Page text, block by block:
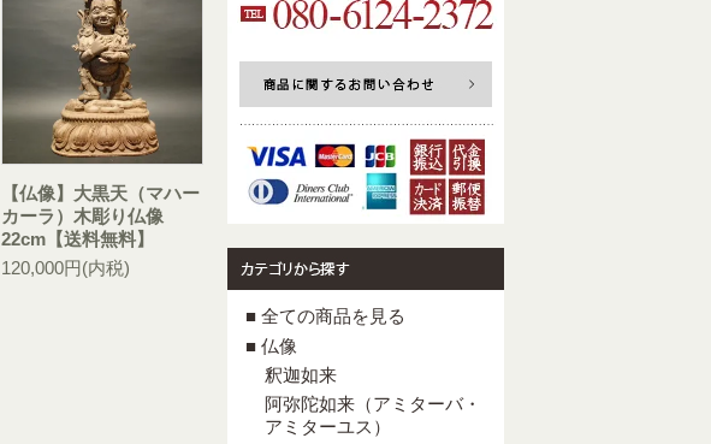
【仏像】大黒天（マハー
カーラ）木彫り仏像
22cm【送料無料】
120,000円(内税)
■ 全ての商品を見る
■ 仏像
釈迦如来
阿弥陀如来（アミターバ・
アミターユス）